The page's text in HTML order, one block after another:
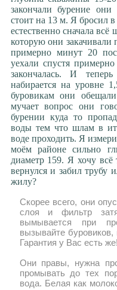
закончали бурение
стоит на 13 м. Я бросил
естественно сначала
которую они
примерно минут 20
уехали спустя
закончалась. И
набирается на уровне
буровикам они
мучает вопрос они
бурении куда то
воды тем что шлам в
воде проходить. Я
моём районе сильно
диаметр 159. Я хочу всё
вернулся и забил трубу
жилу?
Скорее всего, они
слоя и фильтр
вымывается при
вызывайте буровиков,
Гарантия у Вас есть же!
Они правы, нужна
промывать до тех
вода. Белая как